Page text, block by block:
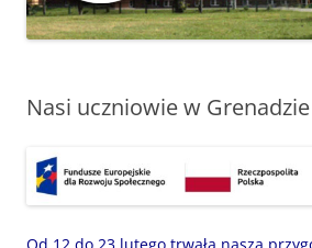
Nasi uczniowie w Grenadzie